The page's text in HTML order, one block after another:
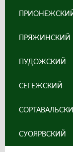
ПРЯЖИНСКИЙ
ПУДОЖСКИЙ
СЕГЕЖСКИЙ
СУОЯРВСКИЙ